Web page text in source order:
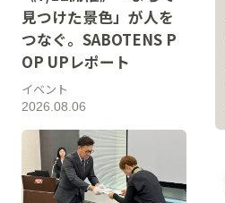
見つけた景色」が人を
つなぐ。SABOTENS P
OP UPレポート
2026.08.06
イベント